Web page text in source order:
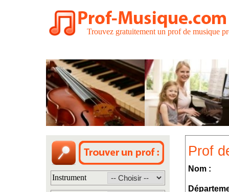
Trouvez gratuitement un prof de musique
Instrument
Prof
Nom :